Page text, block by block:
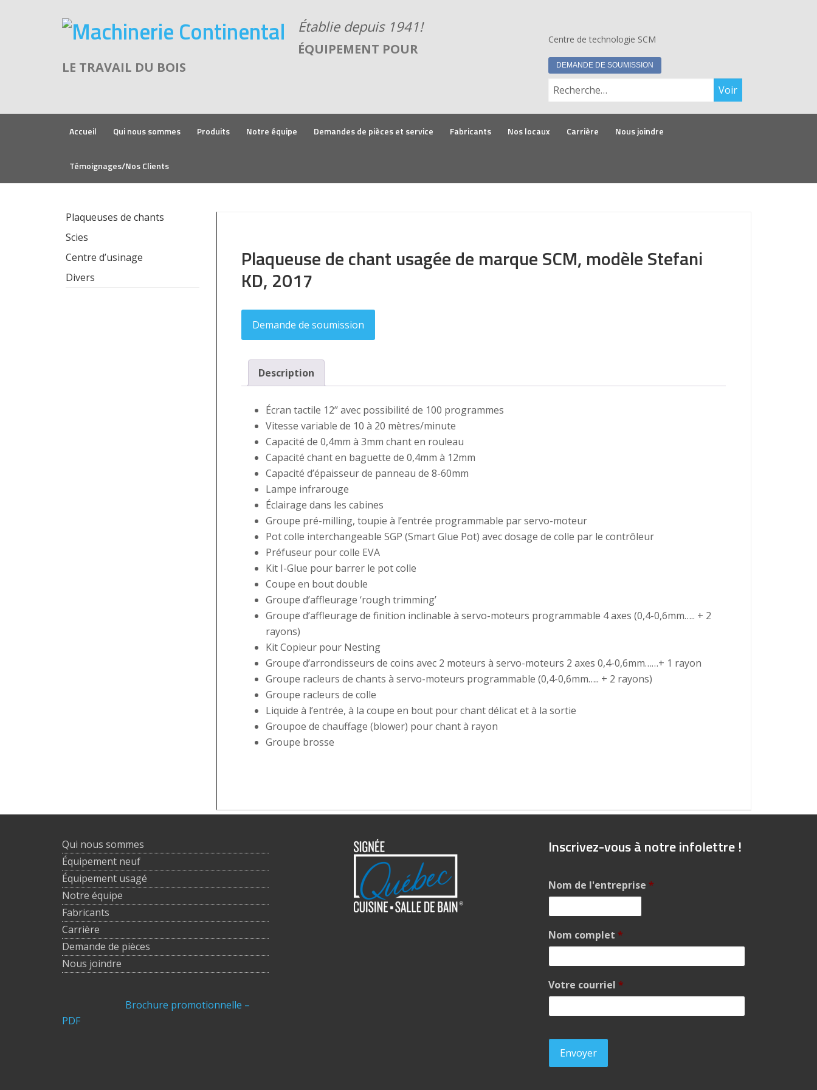
ÉQUIPEMENT POUR
LE TRAVAIL DU BOIS
Centre de technologie SCM
DEMANDE DE SOUMISSION
Accueil Qui nous sommes Produits Notre équipe Demandes de pièces et service Fabricants Nos locaux Carrière Nous joindre
Témoignages/Nos Clients
Plaqueuse de chant usagée de marque SCM, modèle Stefani
KD, 2017
Demande de soumission
Description
Écran tactile 12’’ avec possibilité de 100 programmes
Vitesse variable de 10 à 20 mètres/minute
Capacité de 0,4mm à 3mm chant en rouleau
Capacité chant en baguette de 0,4mm à 12mm
Capacité d’épaisseur de panneau de 8-60mm
Lampe infrarouge
Éclairage dans les cabines
Groupe pré-milling, toupie à l’entrée programmable par servo-moteur
Pot colle interchangeable SGP (Smart Glue Pot) avec dosage de colle par le contrôleur
Préfuseur pour colle EVA
Kit I-Glue pour barrer le pot colle
Coupe en bout double
Groupe d’affleurage ‘rough trimming’
Groupe d’affleurage de finition inclinable à servo-moteurs programmable 4 axes (0,4-0,6mm….. + 2
rayons)
Kit Copieur pour Nesting
Groupe d’arrondisseurs de coins avec 2 moteurs à servo-moteurs 2 axes 0,4-0,6mm……+ 1 rayon
Groupe racleurs de chants à servo-moteurs programmable (0,4-0,6mm….. + 2 rayons)
Groupe racleurs de colle
Liquide à l’entrée, à la coupe en bout pour chant délicat et à la sortie
Groupoe de chauffage (blower) pour chant à rayon
Groupe brosse
Plaqueuses de chants
Scies
Centre d’usinage
Divers
Qui nous sommes
Équipement neuf
Équipement usagé
Notre équipe
Fabricants
Carrière
Demande de pièces
Nous joindre
Brochure promotionnelle –
PDF
Inscrivez-vous à notre infolettre !
Nom de l'entreprise *
Nom complet *
Votre courriel *